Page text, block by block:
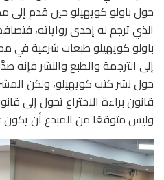
حول باولو كويهيلو حين قدم إلى
الذي ترجم له إحدى رواياته،
باولو كويهيلو طبعات شرعية في
إلى الترجمة والطبع والنشر فإنه
حول نشر كتب كويهيلو، ولكن
قانون براءة الاختراع تحول إلى
وليس متوقعًا من المبدع أن يكون